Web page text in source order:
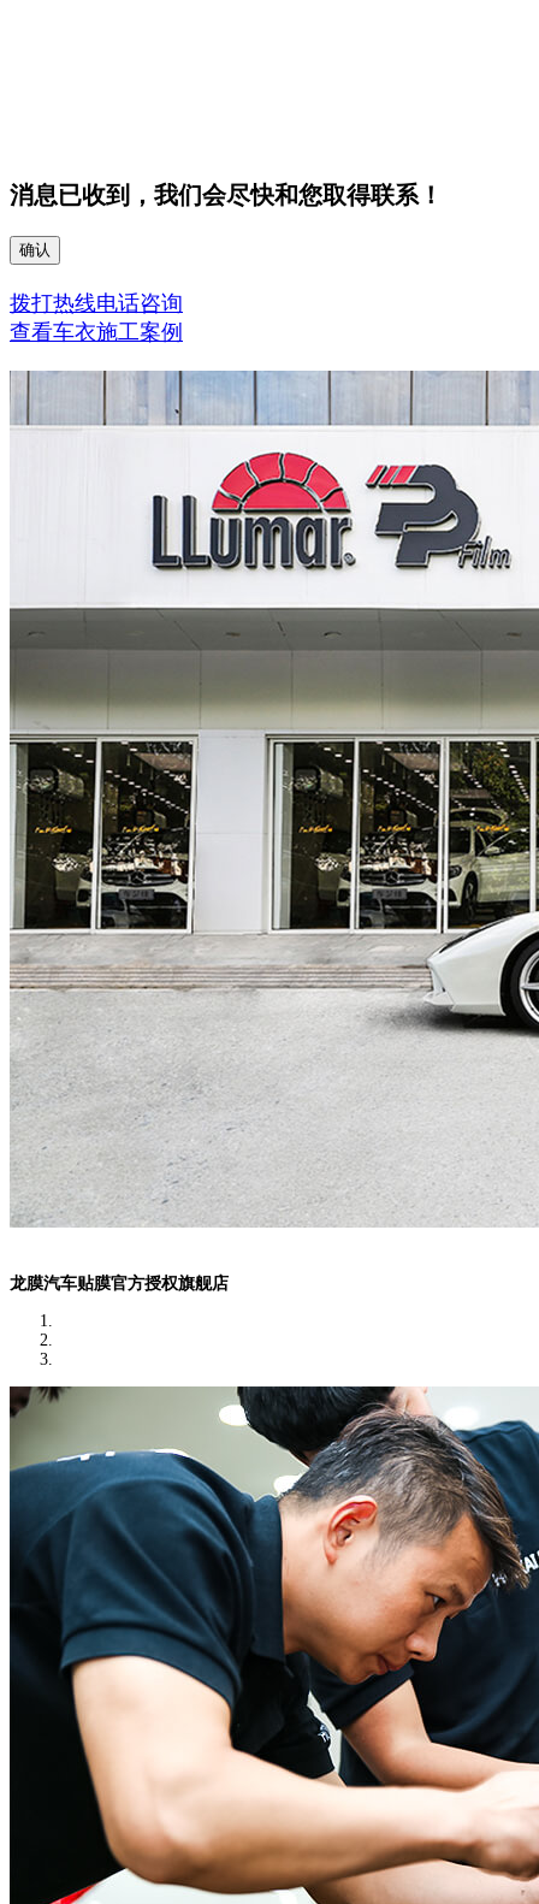
消息已收到，我们会尽快和您取得联系！
确认
拨打热线电话咨询
查看车衣施工案例
龙膜汽车贴膜官方授权旗舰店